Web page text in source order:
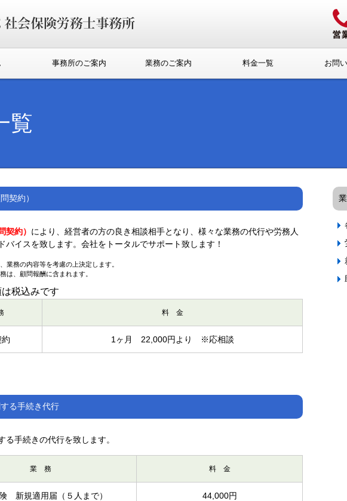
事務所のご案内 業務のご案内 料金一覧 お問
覧
契約）
契約） により、経営者の方の良き相談相手となり、様々な業務の代行や労務人
バイスを致します。会社をトータルでサポート致します！
業務の内容等を考慮の上決定します。
は、顧問報酬に含まれます。
税込みです
料 金
1ヶ月 22,000円より ※応相談
る手続き代行
る手続きの代行を致します。
業 務 料 金
新規適用届（５人まで） 44,000円